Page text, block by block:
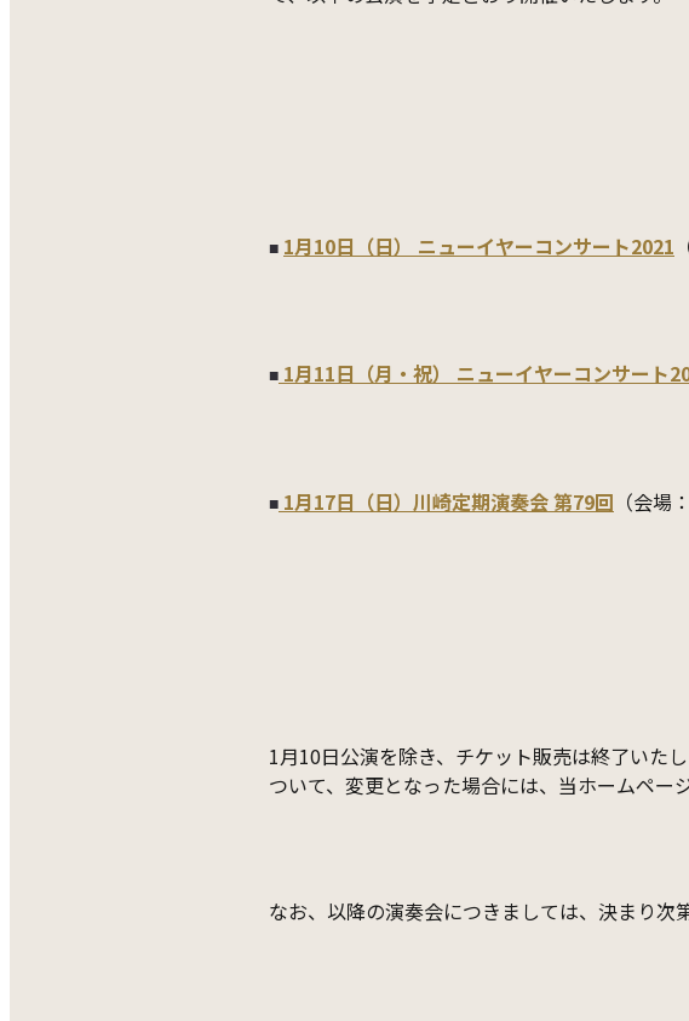
■ 1月10日（日） ニューイヤーコンサート2021
■ 1月11日（月・祝） ニューイヤーコンサート
■ 1月17日（日）川崎定期演奏会 第79回 （会場
1月10日公演を除き、チケット販売は終了いた
ついて、変更となった場合には、当ホームペー
なお、以降の演奏会につきましては、決まり次